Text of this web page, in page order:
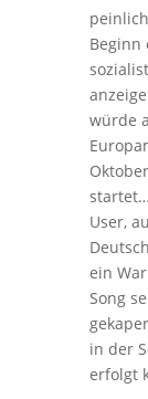
Beginn
würde
User,
ein
Song
in der
erfolgt